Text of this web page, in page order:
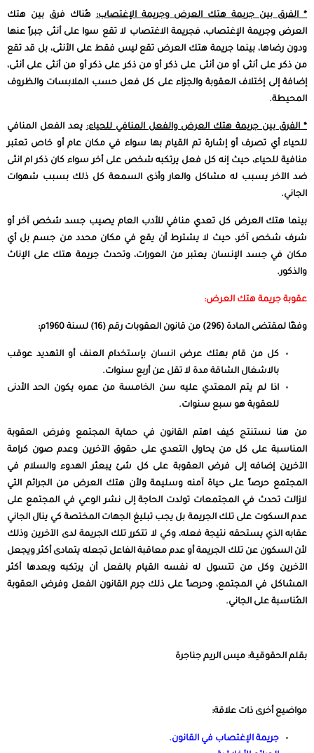
* الفرق بين جريمة هتك العرض وجريمة الإغتصاب:هُناك فرق بين هتك
العرض وجريمة الإغتصاب، فجريمة الاغتصاب لا تقع سوا على أنثى جبراً عنها
ودون رضاها، بينما جريمة هتك العرض تقع ليس فقط على الأنثى، بل قد تقع
من ذكر على أنثى أو من أنثى على ذكر أو من ذكر على ذكر أو من أنثى على أنثى،
إضافة إلى إختلاف العقوبة والجزاء على كل فعل حسب الملابسات والظروف
المحيطة.
* الفرق بين جريمة هتك العرض والفعل المنافي للحياء:يعد الفعل المنافي
للحياء أي تصرف أو إشارة تم القيام بها سواء في مكان عام أو خاص تعتبر
منافية للحياء، حيث إنه كل فعل يرتكبه شخص على أخر سواء كان ذكر ام انثى
ضد الآخر يسبب له مشاكل والعار وأذى السمعة كل ذلك بسبب شهوات
الجاني.
بينما هتك العرض كل تعدي منافي للأدب العام يصيب جسد شخص آخر أو
شرف شخص آخر، حيث لا يشترط أن يقع في مكان محدد من جسم بل أي
مكان في جسد الإنسان يعتبر من العورات، وتحدث جريمة هتك على الإناث
والذكور.
عقوبة جريمة هتك العرض:
وفقًا لمقتضى المادة (296) من قانون العقوبات رقم (16) لسنة 1960م:
كل من قام بهتك عرض انسان بإستخدام العنف أو التهديد عوقب
بالاشغال الشاقة مدة لا تقل عن أربع سنوات.
اذا لم يتم المعتدي عليه سن الخامسة من عمره يكون الحد الأدنى
للعقوبة هو سبع سنوات.
من هنا نستنتج كيف اهتم القانون في حماية المجتمع وفرض العقوبة
المناسبة على كل من يحاول التعدي على حقوق الآخرين وعدم صون كرامة
الآخرين إضافه إلى فرض العقوبة على كل شئ يبعثر الهدوء والسلام في
المجتمع حرصاً على حياة آمنه وسليمة ولأن هتك العرض من الجرائم التي
لازالت تحدث في المجتمعات تولدت الحاجة إلى نشر الوعي في المجتمع على
عدم السكوت على تلك الجريمة بل يجب تبليغ الجهات المختصة كي ينال الجاني
عقابه الذي يستحقه نتيجة فعله، وكي لا تتكرر تلك الجريمة لدى الآخرين وذلك
لأن السكون عن تلك الجريمة أو عدم معاقبة الفاعل تجعله يتمادى أكثر ويجعل
الآخرين وكل من تتسول له نفسه القيام بالفعل أن يرتكبه وبعدها أكثر
المشاكل في المجتمع، وحرصاً على ذلك جرم القانون الفعل وفرض العقوبة
المُناسبة على الجاني.
بقلم الحقوقيـة: ميس الريم جناجرة
مواضيع أخرى ذات علاقة:
جريمة الإغتصاب في القانون.